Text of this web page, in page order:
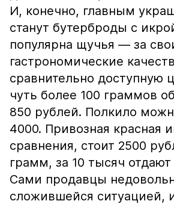
И, конечно, главным
станут бутерброды с
популярна щучья — за
гастрономические
сравнительно доступную
чуть более 100 граммов
850 рублей. Полкило
4000. Привозная красная
сравнения, стоит 2500
грамм, за 10 тысяч
Сами продавцы
сложившейся ситуацией,